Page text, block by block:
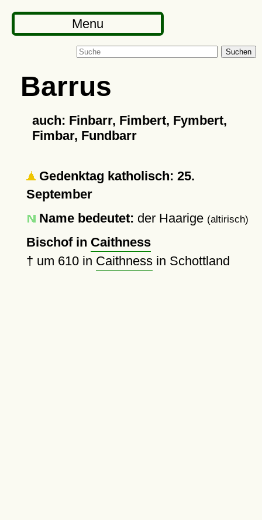
Menu
Suchen
Barrus
auch: Finbarr, Fimbert, Fymbert,
Fimbar, Fundbarr
Gedenktag katholisch: 25.
September
Name bedeutet: der Haarige (altirisch)
Bischof in Caithness
† um 610in Caithnessin Schottland